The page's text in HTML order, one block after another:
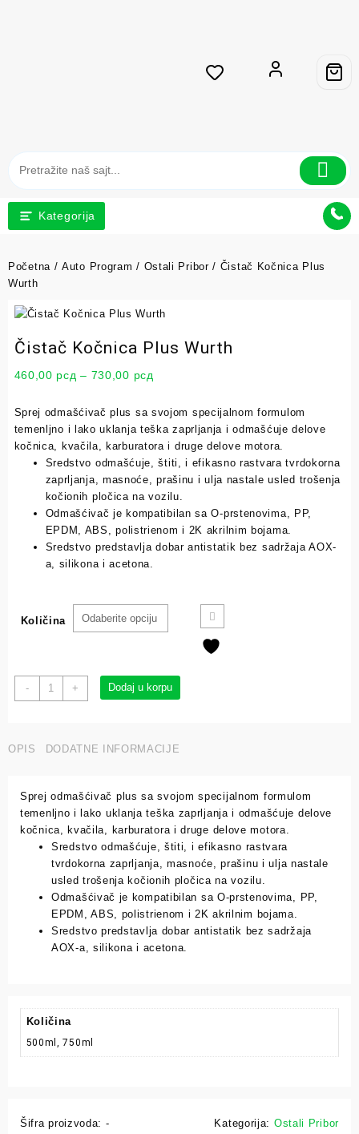
Kategorija
Početna /Auto Program / Ostali Pribor/ Čistač Kočnica Plus
Wurth
Čistač Kočnica Plus Wurth
460,00 рсд – 730,00 рсд
Sprej odmašćivač plus sa svojom specijalnom formulom
temenljno i lako uklanja teška zaprljanja i odmašćuje delove
kočnica, kvačila, karburatora i druge delove motora.
Sredstvo odmašćuje, štiti, i efikasno rastvara tvrdokorna
zaprljanja, masnoće, prašinu i ulja nastale usled trošenja
kočionih pločica na vozilu.
Odmašćivač je kompatibilan sa O-prstenovima, PP,
EPDM, ABS, polistrienom i 2K akrilnim bojama.
Sredstvo predstavlja dobar antistatik bez sadržaja AOX-
a, silikona i acetona.
Količina
- + Dodaj u korpu
OPIS DODATNE INFORMACIJE
Sprej odmašćivač plus sa svojom specijalnom formulom
temenljno i lako uklanja teška zaprljanja i odmašćuje delove
kočnica, kvačila, karburatora i druge delove motora.
Sredstvo odmašćuje, štiti, i efikasno rastvara
tvrdokorna zaprljanja, masnoće, prašinu i ulja nastale
usled trošenja kočionih pločica na vozilu.
Odmašćivač je kompatibilan sa O-prstenovima, PP,
EPDM, ABS, polistrienom i 2K akrilnim bojama.
Sredstvo predstavlja dobar antistatik bez sadržaja
AOX-a, silikona i acetona.
Količina
500ml, 750ml
Šifra proizvoda: - Kategorija: Ostali Pribor